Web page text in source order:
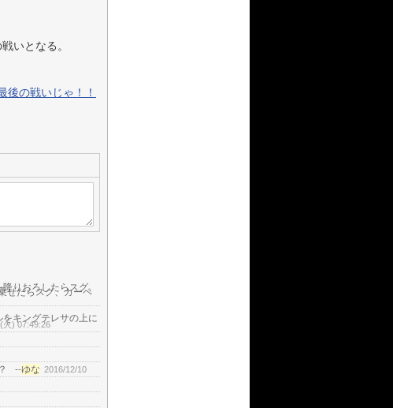
いとなる。
後の戦いじゃ！！
りおろしたらスグ、
せたらスグ、カーペ
キングテレサの上に
火) 07:49:26
--ゆな 2016/12/10